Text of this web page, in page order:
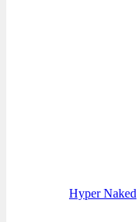
Hyper Naked